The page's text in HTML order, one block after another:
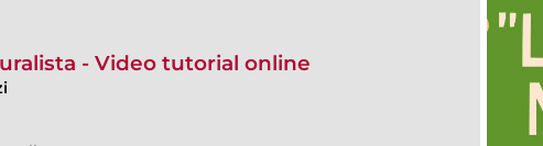
- Video tutorial online